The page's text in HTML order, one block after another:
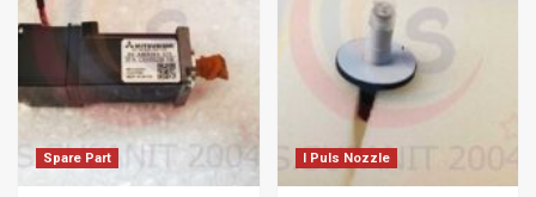
Spare Part I Puls Nozzle